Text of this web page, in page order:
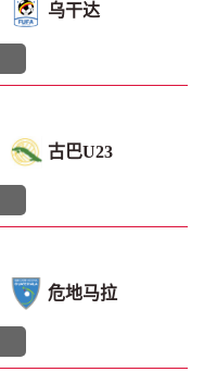
乌干达
古巴U23
危地马拉